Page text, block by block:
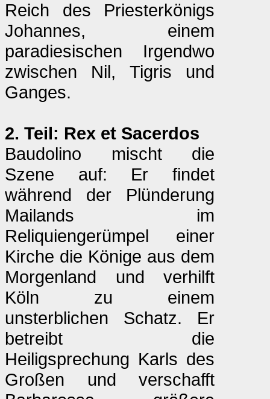
Reich des Priesterkönigs
Johannes, einem
paradiesischen Irgendwo
zwischen Nil, Tigris und
Ganges.
2. Teil: Rex et Sacerdos
Baudolino mischt die
Szene auf: Er findet
während der Plünderung
Mailands im
Reliquiengerümpel einer
Kirche die Könige aus dem
Morgenland und verhilft
Köln zu einem
unsterblichen Schatz. Er
betreibt die
Heiligsprechung Karls des
Großen und verschafft